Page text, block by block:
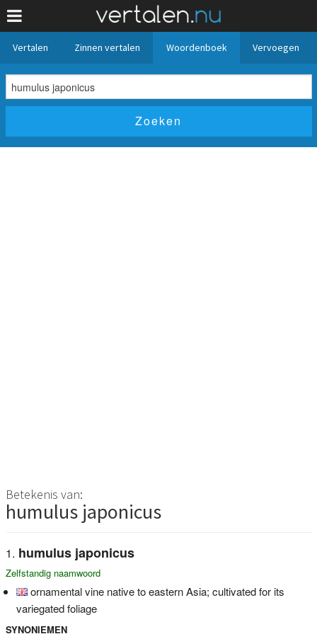
Vertalen Zinnen vertalen Woordenboek Vervoegen
Betekenis van:
humulus japonicus
humulus japonicus
Zelfstandig naamwoord
ornamental vine native to eastern Asia; cultivated for its
variegated foliage
SYNONIEMEN